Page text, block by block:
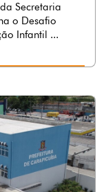
Secretaria
o Desafio
Infantil ...